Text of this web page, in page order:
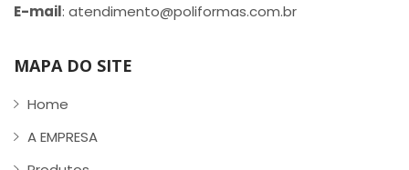
E-mail: atendimento@poliformas.com.br
MAPA DO SITE
Home
A EMPRESA